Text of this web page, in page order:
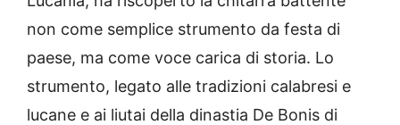
non come semplice strumento da festa di
paese, ma come voce carica di storia. Lo
strumento, legato alle tradizioni calabresi e
lucane e ai liutai della dinastia De Bonis di